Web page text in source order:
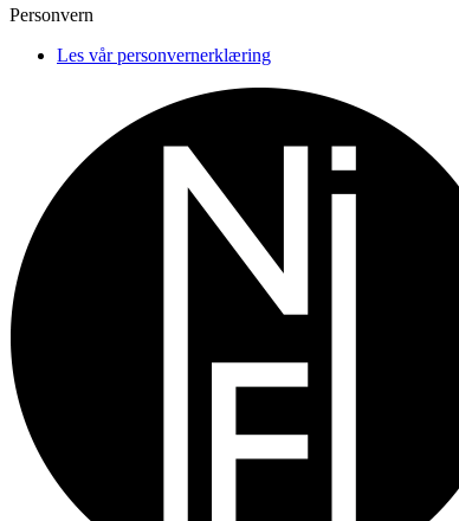
Personvern
Les vår personvernerklæring